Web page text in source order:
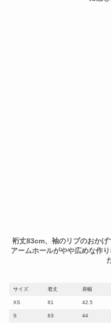
裄丈83cm、袖のリブのおかげ
アームホールがやや広めな作
サイズ 着丈 肩幅
XS 61 42.5
S 63 44